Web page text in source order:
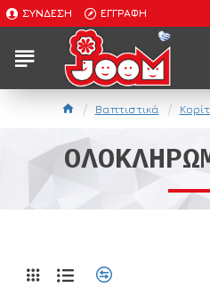
ΣΎΝΔΕΣΗ ΕΓΓΡΑΦΉ
Βαπτιστικά